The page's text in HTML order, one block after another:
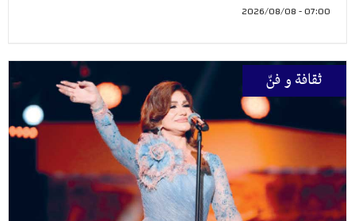
07:00 - 2026/08/08
ثقافة و فنّ